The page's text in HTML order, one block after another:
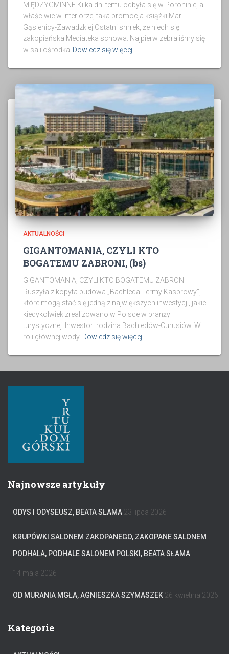
MIĘDZYGMINNE Kilka dni temu odbyła się w Poroninie, a
właściwie w interiorze, taka promocja książki Marii
Gąsienicy-Zawadzkiej Ostatni smrek, że niech się
zakopiańska Mediateka schowa. Najpierw zebraliśmy się
w sali ośrodka Dowiedz się więcej
AKTUALNOŚCI
GIGANTOMANIA, CZYLI KTO
BOGATEMU ZABRONI, (bs)
GIGANTOMANIA, CZYLI KTO BOGATEMU ZABRONI
Ruszyła z kopyta budowa „Bachleda Termy Kasprowy”,
które mogą stać się jedną z największych inwestycji, jakie
kiedykolwiek zrealizowano w Polsce w branży
turystycznej. Inwestor: rodzina Bachledów-Curusiów. W
roli głównej wody Dowiedz się więcej
Najnowsze artykuły
ODYS I ODYSEUSZ, BEATA SŁAMA 23 lipca 2026
KRUPÓWKI SALONEM ZAKOPANEGO, ZAKOPANE SALONEM
PODHALA, PODHALE SALONEM POLSKI, BEATA SŁAMA
14 maja 2026
OD MURANIA MGŁA, AGNIESZKA SZYMASZEK 26 kwietnia 2026
Kategorie